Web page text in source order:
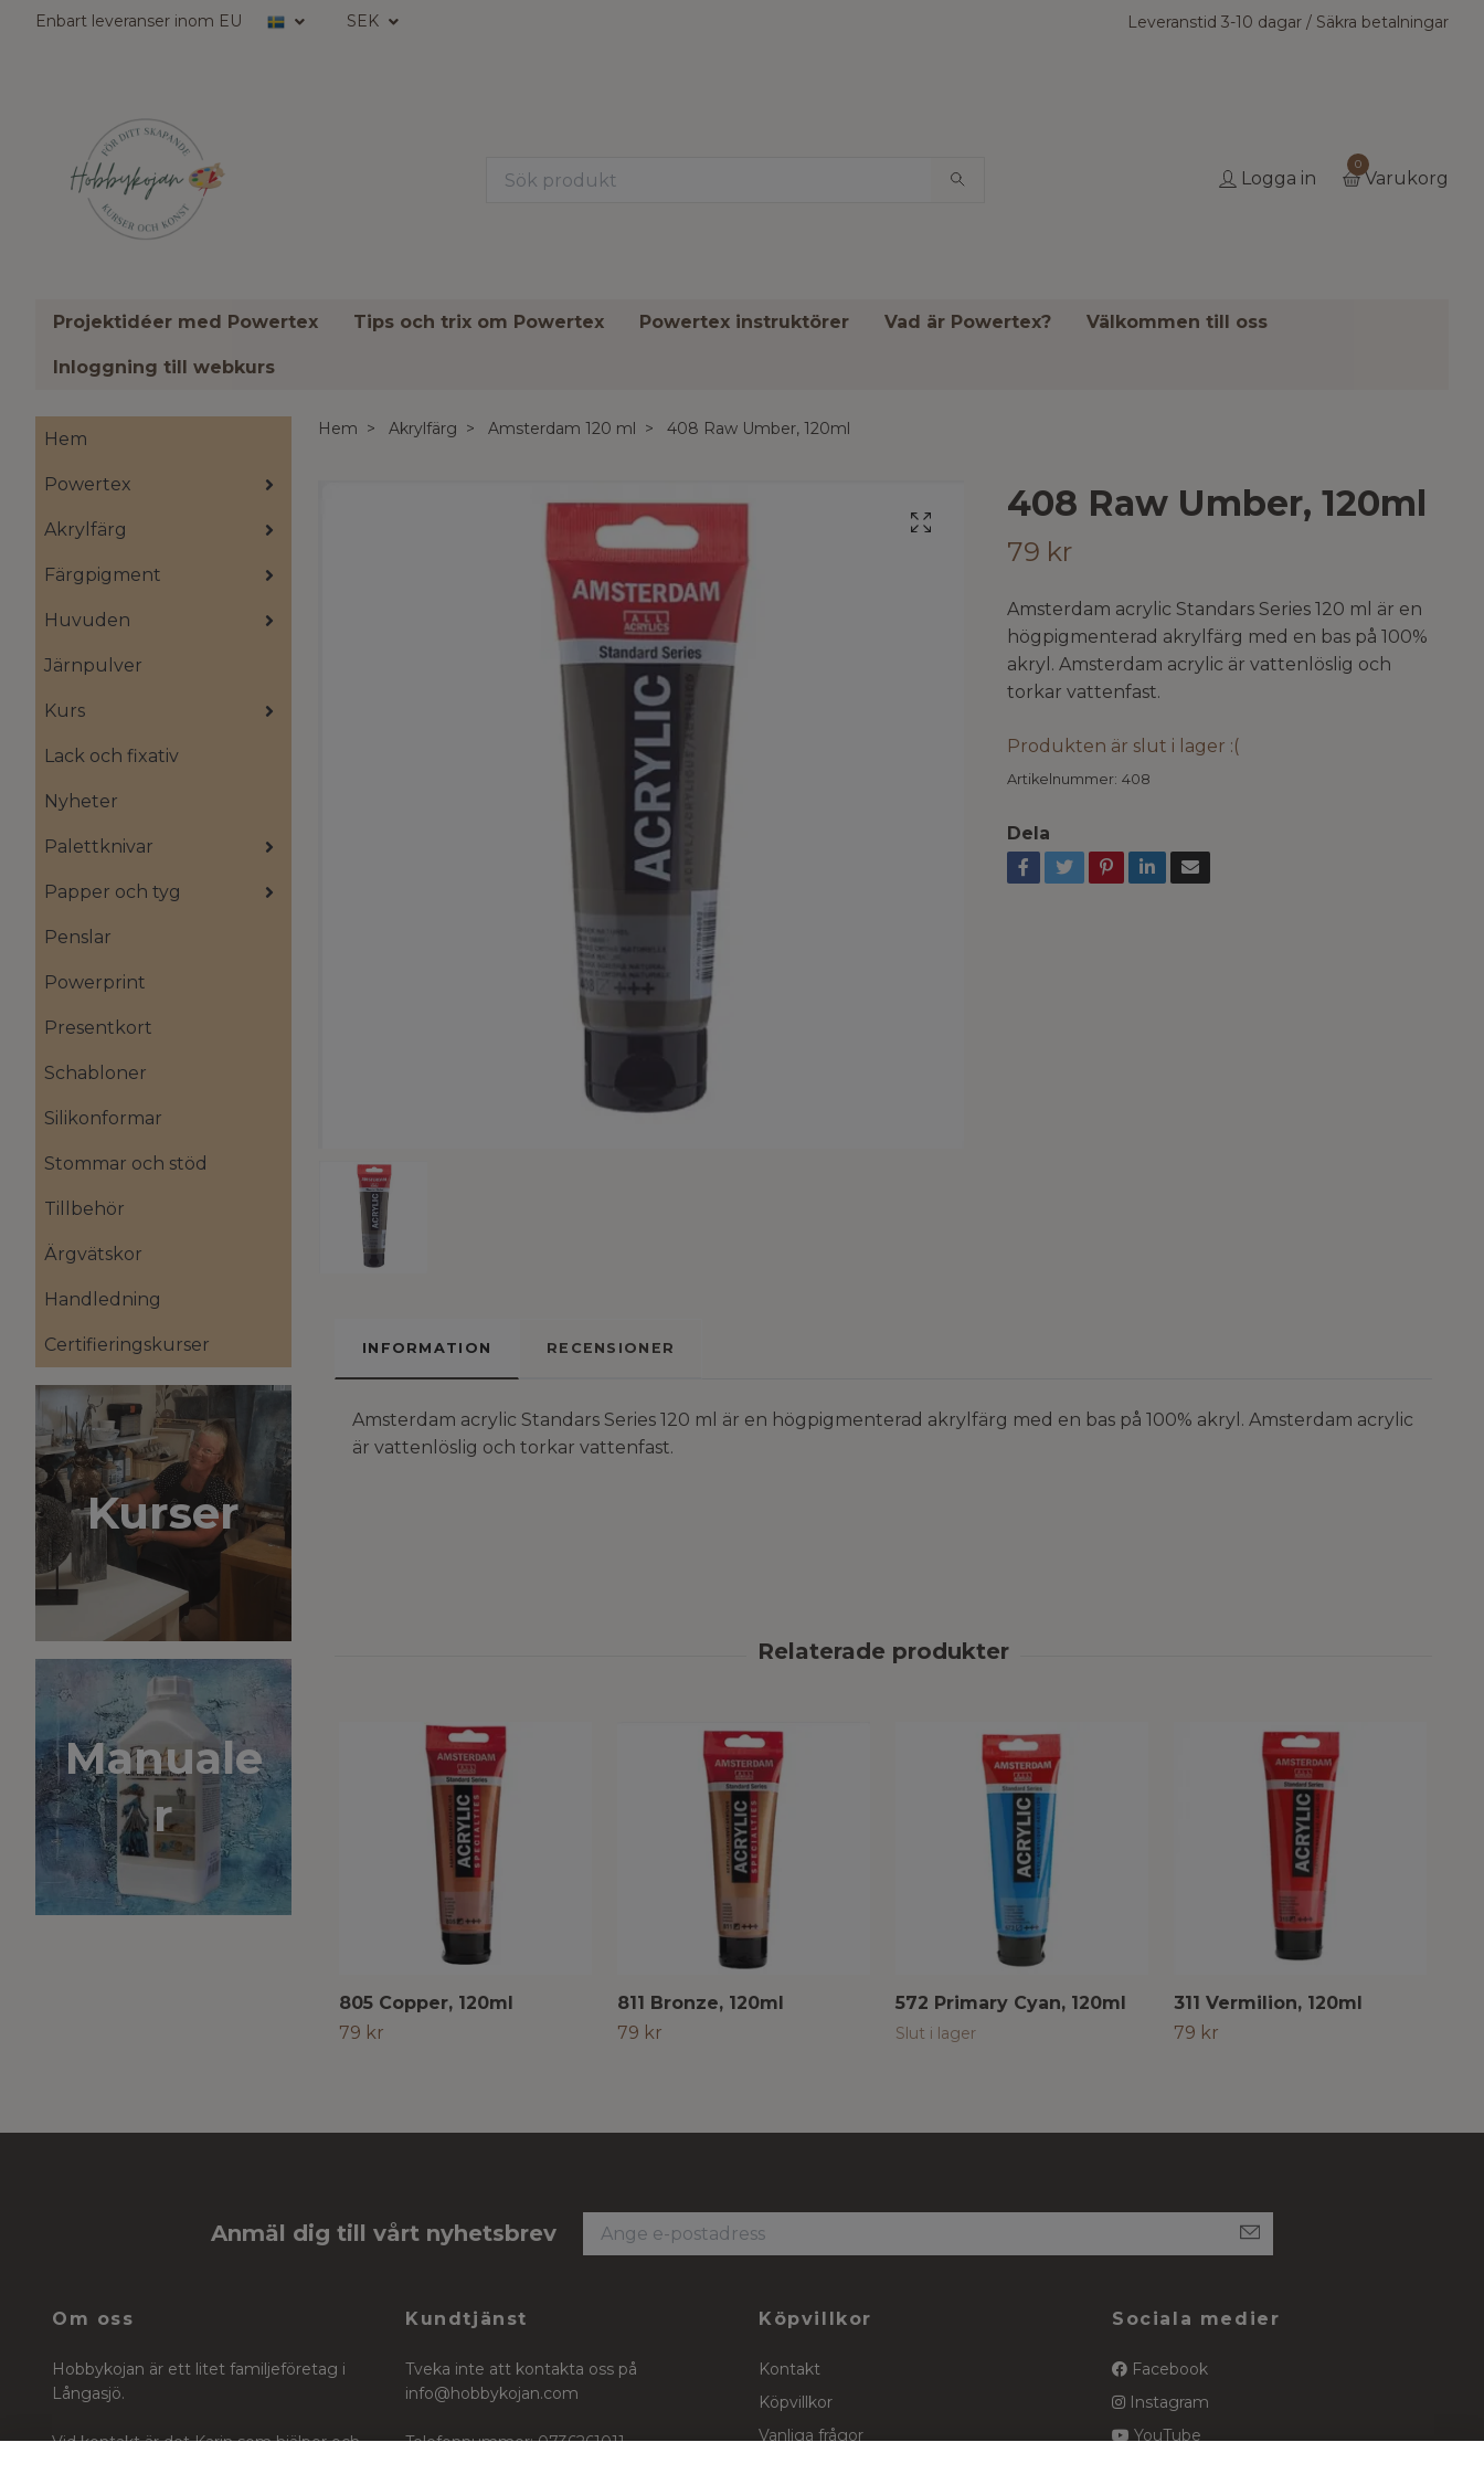
Enbart leveranser inom EU SEK Leveranstid 3-10 dagar / Säkra betalningar
Logga in
0
Varukorg
Projektidéer med Powertex Tips och trix om Powertex Powertex instruktörer Vad är Powertex? Välkommen till oss
Inloggning till webkurs
Hem
Powertex
Akrylfärg
Färgpigment
Huvuden
Järnpulver
Kurs
Lack och fixativ
Nyheter
Palettknivar
Papper och tyg
Penslar
Powerprint
Presentkort
Schabloner
Silikonformar
Stommar och stöd
Tillbehör
Ärgvätskor
Handledning
Certifieringskurser
Kurser
Manuale
r
Hem Akrylfärg Amsterdam 120 ml 408 Raw Umber, 120ml
408 Raw Umber, 120ml
79 kr
Amsterdam acrylic Standars Series 120 ml är en
högpigmenterad akrylfärg med en bas på 100%
akryl. Amsterdam acrylic är vattenlöslig och
torkar vattenfast.
Produkten är slut i lager :(
Artikelnummer: 408
Dela
INFORMATION RECENSIONER
Amsterdam acrylic Standars Series 120 ml är en högpigmenterad akrylfärg med en bas på 100% akryl. Amsterdam acrylic
är vattenlöslig och torkar vattenfast.
805 Copper, 120ml
79 kr
811 Bronze, 120ml
79 kr
572 Primary Cyan, 120ml
Slut i lager
311 Vermilion, 120ml
79 kr
Anmäl dig till vårt nyhetsbrev
Om oss
Hobbykojan är ett litet familjeföretag i
Långasjö.
Vid kontakt är det Karin som hjälper och
Kundtjänst
Tveka inte att kontakta oss på
info@hobbykojan.com
Telefonnummer: 0736261011
Köpvillkor
Kontakt
Köpvillkor
Vanliga frågor
Sociala medier
Facebook
Instagram
YouTube